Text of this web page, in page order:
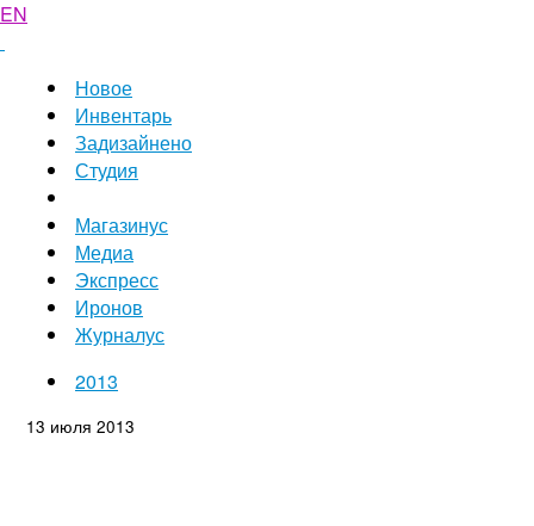
EN
Новое
Инвентарь
Задизайнено
Студия
Магазинус
Медиа
Экспресс
Иронов
Журналус
2013
13 июля 2013